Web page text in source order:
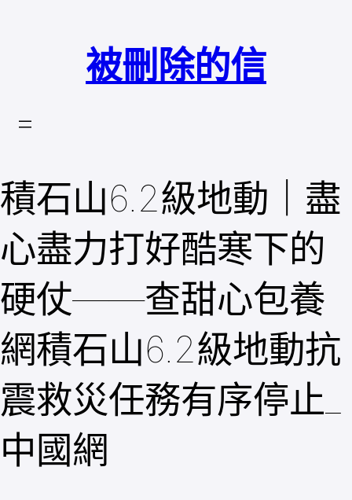
被刪除的信
積石山6.2級地動｜盡
心盡力打好酷寒下的
硬仗——查甜心包養
網積石山6.2級地動抗
震救災任務有序停止_
中國網